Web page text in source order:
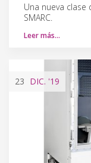
Una nueva
SMARC.
Leer más…
23 DIC. '19